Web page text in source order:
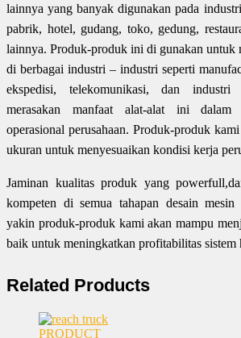
lainnya yang banyak digunakan pada
pabrik, hotel, gudang, toko, gedung,
lainnya. Produk-produk ini di gunakan untuk
di berbagai industri – industri seperti
ekspedisi, telekomunikasi, dan
merasakan manfaat alat-alat ini dalam
operasional perusahaan. Produk-produk
ukuran untuk menyesuaikan kondisi kerja
Jaminan kualitas produk yang
kompeten di semua tahapan desain
yakin produk-produk kami akan mampu
baik untuk meningkatkan profitabilitas
Related Products
PRODUCT